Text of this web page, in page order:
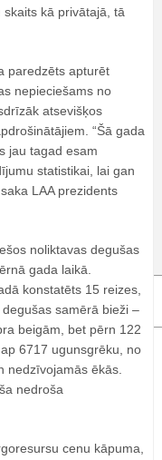
kā privātajā, tā
paredzēts apturēt
nepieciešams no
atsevišķos
“Šā gada
jau tagad esam
statistikai, lai gan
LAA prezidents
noliktavas degušas
gada laikā.
konstatēts 15 reizes,
samērā bieži –
beigām, bet pērn 122
6717 ugunsgrēku, no
nedzīvojamās ēkās.
nedroša
cenu kāpuma,